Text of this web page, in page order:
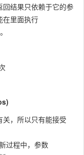
结果只依赖于它的参
在里面执行
，所以只有能接受
过程中，参数